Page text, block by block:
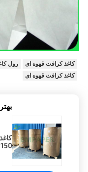
کاغذ کرافت قهوه ای
رول
کاغذ کرافت قهوه ای
150 گرمی با استحکام بالا برای کیف